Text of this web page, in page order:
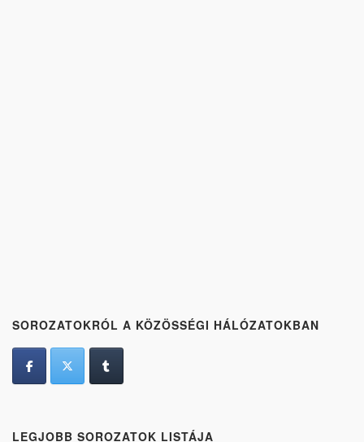
SOROZATOKRÓL A KÖZÖSSÉGI HÁLÓZATOKBAN
LEGJOBB SOROZATOK LISTÁJA